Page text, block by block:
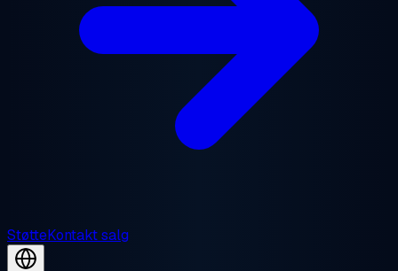
StøtteKontakt salg